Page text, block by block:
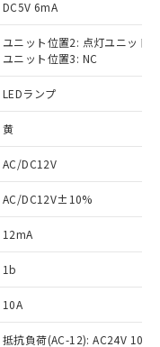
DC5V 6mA
ユニット位置2: 点灯ユニット
ユニット位置3: NC
LEDランプ
黄
AC/DC12V
AC/DC12V±10%
12mA
1b
10A
抵抗負荷(AC-12): AC24V 10A/
10物質）の
能な商品で
質）の非含
予定のある